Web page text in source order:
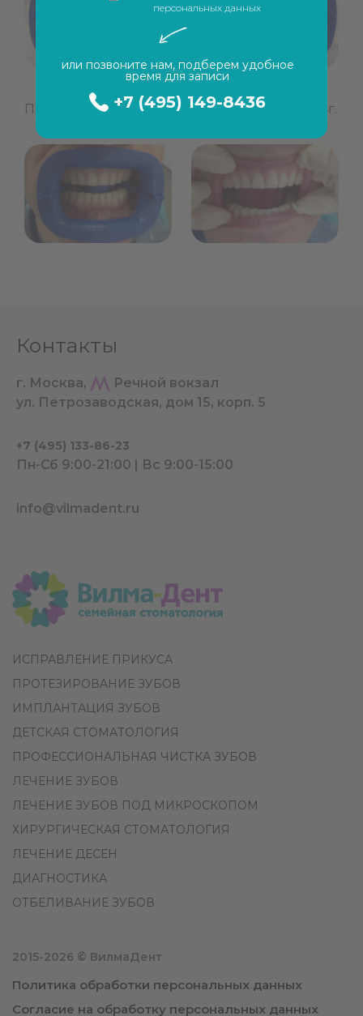
Пациент 2: Фото ДО / Фото ПОСЛЕ 12.08.2014г.
Контакты
г. Москва,
Речной вокзал
ул. Петрозаводская, дом 15, корп. 5
+7 (495) 133-86-23
Пн-Сб 9:00-21:00 | Вс 9:00-15:00
info@vilmadent.ru
ИСПРАВЛЕНИЕ ПРИКУСА
ПРОТЕЗИРОВАНИЕ ЗУБОВ
ИМПЛАНТАЦИЯ ЗУБОВ
ДЕТСКАЯ СТОМАТОЛОГИЯ
ПРОФЕССИОНАЛЬНАЯ ЧИСТКА ЗУБОВ
ЛЕЧЕНИЕ ЗУБОВ
ЛЕЧЕНИЕ ЗУБОВ ПОД МИКРОСКОПОМ
ХИРУРГИЧЕСКАЯ СТОМАТОЛОГИЯ
ЛЕЧЕНИЕ ДЕСЕН
ДИАГНОСТИКА
ОТБЕЛИВАНИЕ ЗУБОВ
2015-2026 © ВилмаДент
Политика обработки персональных данных
Согласие на обработку персональных данных
персональных данных
или позвоните нам, подберем удобное
время для записи
+7 (495) 149-8436